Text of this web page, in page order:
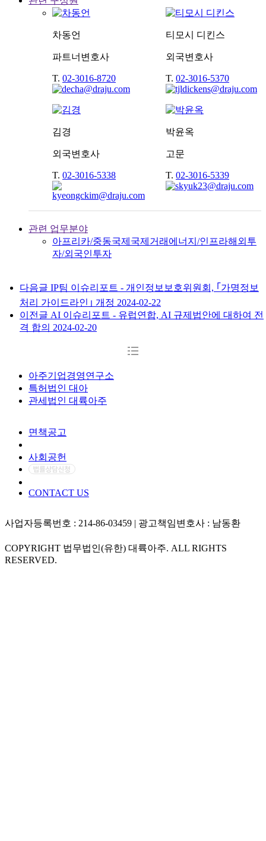
차동언
파트너변호사
T. 02-3016-8720
티모시 디킨스
외국변호사
T. 02-3016-5370
김경
외국변호사
T. 02-3016-5338
박윤옥
고문
T. 02-3016-5339
관련 업무분야
아프리카/중동국제 국제거래 에너지/인프라해외투
자/외국인투자
다음글 IP팀 이슈리포트 - 개인정보보호위원회, ｢가명정보
처리 가이드라인｣ 개정 2024-02-22
이전글 AI 이슈리포트 - 유럽연합, AI 규제법안에 대하여 전
격 합의 2024-02-20
아주기업경영연구소
특허법인 대아
관세법인 대륙아주
면책공고
사회공헌
CONTACT US
사업자등록번호 : 214-86-03459 | 광고책임변호사 : 남동환
COPYRIGHT 법무법인(유한) 대륙아주. ALL RIGHTS
RESERVED.